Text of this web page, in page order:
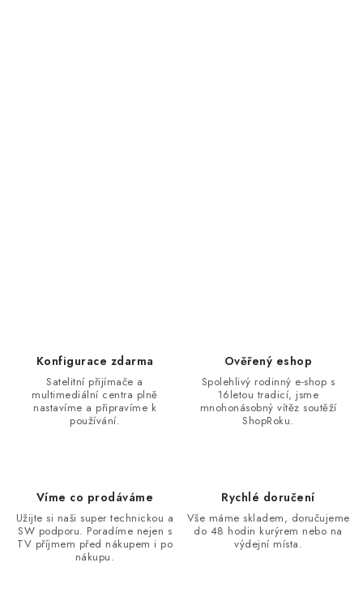
Konfigurace zdarma
Satelitní přijímače a
multimediální centra plně
nastavíme a připravíme k
používání.
Ověřený eshop
Spolehlivý rodinný e-shop s
16letou tradicí, jsme
mnohonásobný vítěz soutěží
ShopRoku.
Víme co prodáváme
Užijte si naši super technickou a
SW podporu. Poradíme nejen s
TV příjmem před nákupem i po
nákupu.
Rychlé doručení
Vše máme skladem, doručujeme
do 48 hodin kurýrem nebo na
výdejní místa.